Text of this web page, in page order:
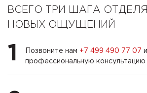
ВСЕГО ТРИ ШАГА
НОВЫХ ОЩУЩЕНИЙ
1 Позвоните нам +7 499 490 77 07
профессиональную консультацию